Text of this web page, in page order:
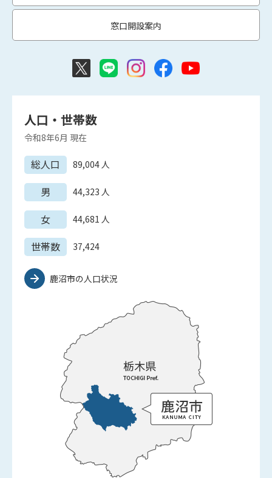
窓口開設案内
人口・世帯数
令和8年6月 現在
総人口 89,004人
男 44,323 人
女 44,681 人
世帯数 37,424
鹿沼市の人口状況